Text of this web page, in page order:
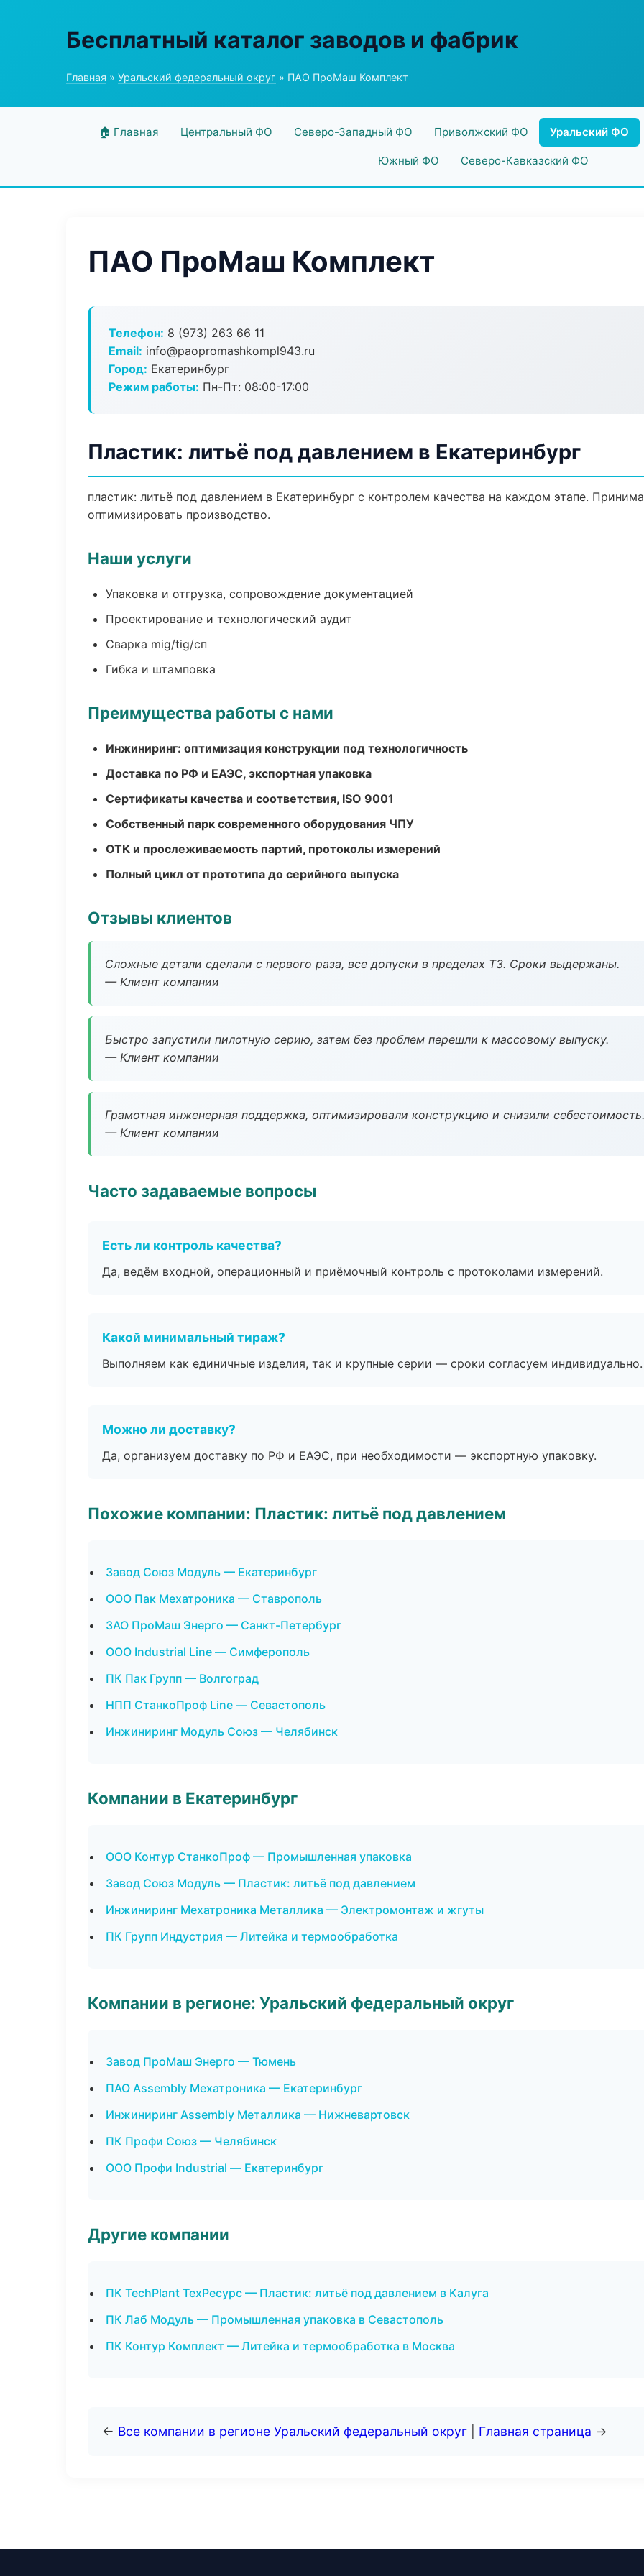
Бесплатный каталог заводов и фабрик
Главная » Уральский федеральный округ » ПАО ПроМаш Комплект
🏠 Главная Центральный ФО Северо-Западный ФО Приволжский ФО Уральский ФО
Южный ФО Северо-Кавказский ФО
ПАО ПроМаш Комплект
Телефон: 8 (973) 263 66 11
Email: info@paopromashkompl943.ru
Город: Екатеринбург
Режим работы: Пн-Пт: 08:00-17:00
Пластик: литьё под давлением в Екатеринбург
пластик: литьё под давлением в Екатеринбург с контролем качества на каждом этапе.
оптимизировать производство.
Наши услуги
Упаковка и отгрузка, сопровождение документацией
Проектирование и технологический аудит
Сварка mig/tig/сп
Гибка и штамповка
Преимущества работы с нами
Инжиниринг: оптимизация конструкции под технологичность
Доставка по РФ и ЕАЭС, экспортная упаковка
Сертификаты качества и соответствия, ISO 9001
Собственный парк современного оборудования ЧПУ
ОТК и прослеживаемость партий, протоколы измерений
Полный цикл от прототипа до серийного выпуска
Отзывы клиентов
Сложные детали сделали с первого раза, все допуски в пределах ТЗ. Сроки выдержаны.
— Клиент компании
Быстро запустили пилотную серию, затем без проблем перешли к массовому выпуску.
— Клиент компании
Грамотная инженерная поддержка, оптимизировали конструкцию и снизили себестоимость.
— Клиент компании
Часто задаваемые вопросы
Есть ли контроль качества?
Да, ведём входной, операционный и приёмочный контроль с протоколами измерений.
Какой минимальный тираж?
Выполняем как единичные изделия, так и крупные серии — сроки согласуем индивидуально.
Можно ли доставку?
Да, организуем доставку по РФ и ЕАЭС, при необходимости — экспортную упаковку.
Похожие компании: Пластик: литьё под давлением
Завод Союз Модуль — Екатеринбург
ООО Пак Мехатроника — Ставрополь
ЗАО ПроМаш Энерго — Санкт-Петербург
ООО Industrial Line — Симферополь
ПК Пак Групп — Волгоград
НПП СтанкоПроф Line — Севастополь
Инжиниринг Модуль Союз — Челябинск
Компании в Екатеринбург
ООО Контур СтанкоПроф — Промышленная упаковка
Завод Союз Модуль — Пластик: литьё под давлением
Инжиниринг Мехатроника Металлика — Электромонтаж и жгуты
ПК Групп Индустрия — Литейка и термообработка
Компании в регионе: Уральский федеральный округ
Завод ПроМаш Энерго — Тюмень
ПАО Assembly Мехатроника — Екатеринбург
Инжиниринг Assembly Металлика — Нижневартовск
ПК Профи Союз — Челябинск
ООО Профи Industrial — Екатеринбург
Другие компании
ПК TechPlant ТехРесурс — Пластик: литьё под давлением в Калуга
ПК Лаб Модуль — Промышленная упаковка в Севастополь
ПК Контур Комплект — Литейка и термообработка в Москва
← Все компании в регионе Уральский федеральный округ Главная страница →